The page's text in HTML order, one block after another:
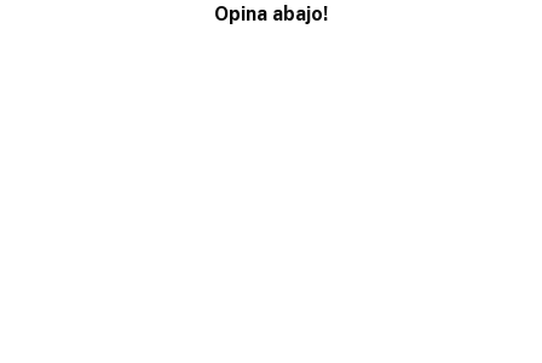
Opina abajo!